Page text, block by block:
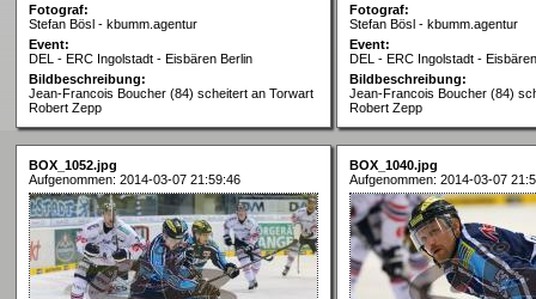
Fotograf:
Stefan Bösl - kbumm.agentur
Event:
DEL - ERC Ingolstadt - Eisbären Berlin
Bildbeschreibung:
Jean-Francois Boucher (84) scheitert an Torwart
Robert Zepp
Fotograf:
Stefan Bösl - kbumm.agentur
Event:
DEL - ERC Ingolstadt -
Bildbeschreibung:
Jean-Francois Boucher (84)
Robert Zepp
BOX_1052.jpg
Aufgenommen: 2014-03-07 21:59:46
BOX_1040.jpg
Aufgenommen: 2014-03-07